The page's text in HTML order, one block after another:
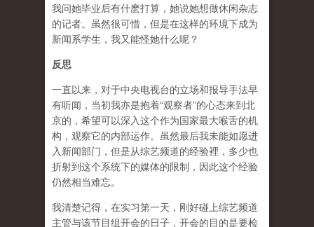
我问她毕业后有什麽打算，她说她想做休闲杂志
的记者。虽然很可惜，但是在这样的环境下成为
新闻系学生，我又能怪她什么呢？
反思
一直以来，对于中央电视台的立场和报导手法早
有听闻，当初我亦是抱着“观察者”的心态来到北
京的，希望可以深入这个作为国家最大喉舌的机
构，观察它的内部运作。虽然最后我未能如愿进
入新闻部门，但是从综艺频道的经验裡，多少也
折射到这个系统下的媒体的限制，因此这个经验
仍然相当难忘。
我清楚记得，在实习第一天，刚好碰上综艺频道
主管与该节目组开会的日子，开会的目的是要检